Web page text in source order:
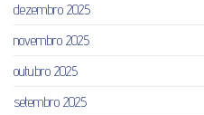
dezembro 2025
novembro 2025
outubro 2025
setembro 2025